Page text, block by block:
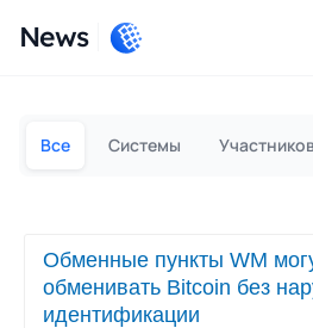
News
Все Системы
Обменные пункты WM
обменивать Bitcoin без
идентификации